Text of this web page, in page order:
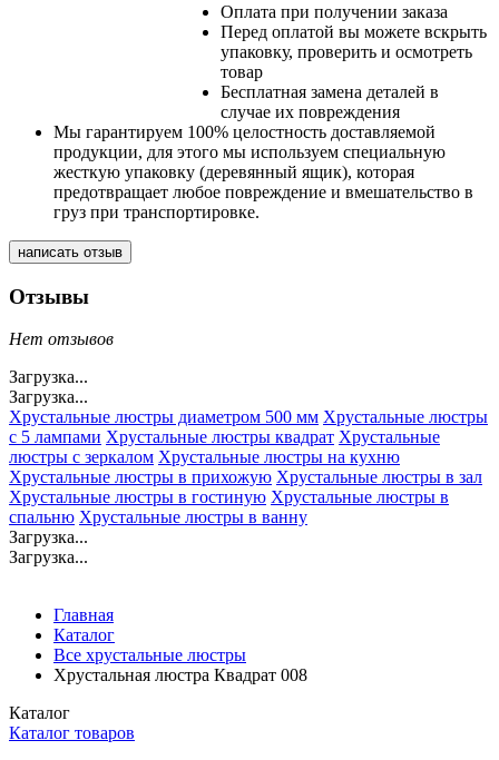
Оплата при получении заказа
Перед оплатой вы можете вскрыть
упаковку, проверить и осмотреть
товар
Бесплатная замена деталей в
случае их повреждения
Мы гарантируем 100% целостность доставляемой
продукции, для этого мы используем специальную
жесткую упаковку (деревянный ящик), которая
предотвращает любое повреждение и вмешательство в
груз при транспортировке.
написать отзыв
Отзывы
Нет отзывов
Загрузка...
Загрузка...
Хрустальные люстры диаметром 500 мм Хрустальные люстры
с 5 лампами Хрустальные люстры квадрат Хрустальные
люстры с зеркалом Хрустальные люстры на кухню
Хрустальные люстры в прихожую Хрустальные люстры в зал
Хрустальные люстры в гостиную Хрустальные люстры в
спальню Хрустальные люстры в ванну
Загрузка...
Загрузка...
Главная
Каталог
Все хрустальные люстры
Хрустальная люстра Квадрат 008
Каталог
Каталог товаров